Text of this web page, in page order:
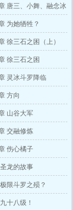
唐三、小舞、融念冰
为她牺牲？
徐三石之困（上）
徐三石之困
灵冰斗罗降临
方向
山谷大军
交融修炼
伤心橘子
龙的故事
限斗罗之殒？
十八级！